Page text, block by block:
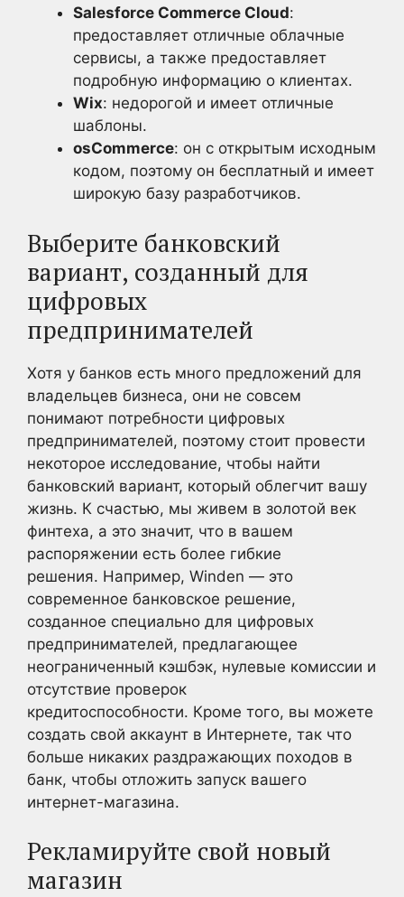
Salesforce Commerce Cloud:
предоставляет отличные облачные
сервисы, а также предоставляет
подробную информацию о клиентах.
Wix: недорогой и имеет отличные
шаблоны.
osCommerce: он с открытым исходным
кодом, поэтому он бесплатный и имеет
широкую базу разработчиков.
Выберите банковский
вариант, созданный для
цифровых
предпринимателей
Хотя у банков есть много предложений для
владельцев бизнеса, они не совсем
понимают потребности цифровых
предпринимателей, поэтому стоит провести
некоторое исследование, чтобы найти
банковский вариант, который облегчит вашу
жизнь. К счастью, мы живем в золотой век
финтеха, а это значит, что в вашем
распоряжении есть более гибкие
решения. Например, Winden — это
современное банковское решение,
созданное специально для цифровых
предпринимателей, предлагающее
неограниченный кэшбэк, нулевые комиссии и
отсутствие проверок
кредитоспособности. Кроме того, вы можете
создать свой аккаунт в Интернете, так что
больше никаких раздражающих походов в
банк, чтобы отложить запуск вашего
интернет-магазина.
Рекламируйте свой новый
магазин